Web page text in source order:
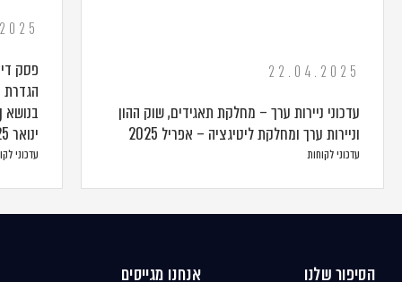
22.04.2025
עדכוני ניירות ערך – מחלקת תאגידים, שוק ההון
וניירות ערך ומחלקת ליטיגציה – אפריל 2025
עדכוני לקוחות
פסק
הגדרת
ינואר 2025
עדכוני
הסיפור שלנו
אנחנו מגייסים